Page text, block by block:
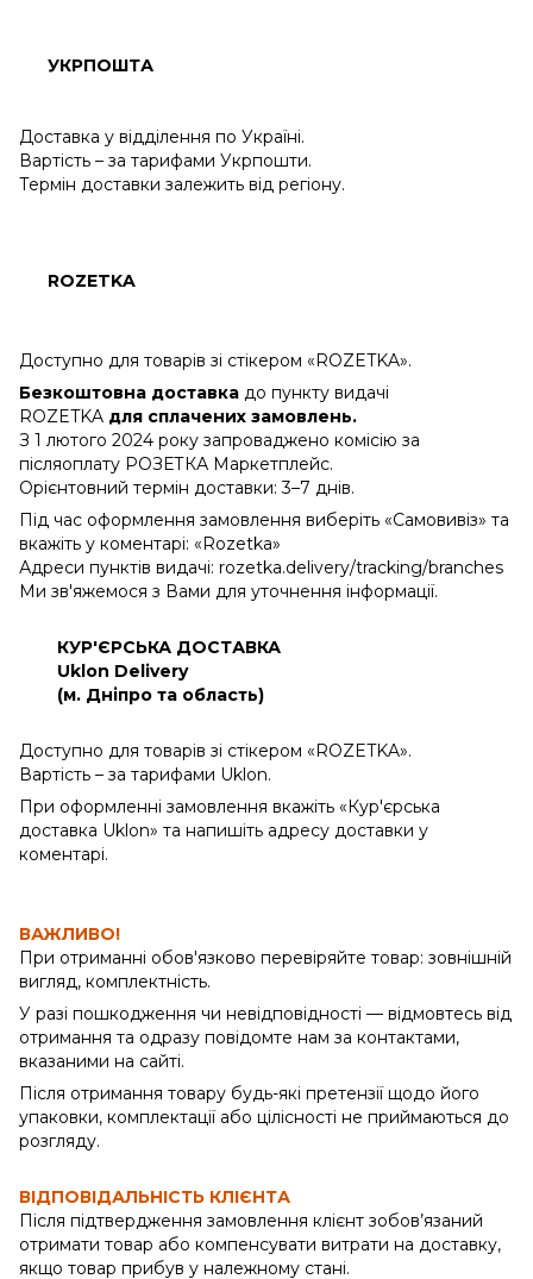
УКРПОШТА
Доставка у відділення по Україні.
Вартість – за тарифами Укрпошти.
Термін доставки залежить від регіону.
ROZETKA
Доступно для товарів зі стікером «ROZETKA».
Безкоштовна доставка до пункту видачі
ROZETKA для сплачених замовлень.
З 1 лютого 2024 року запроваджено комісію за
післяоплату РОЗЕТКА Маркетплейс.
Орієнтовний термін доставки: 3–7 днів.
Під час оформлення замовлення виберіть «Самовивіз» та
вкажіть у коментарі: «Rozetka»
Адреси пунктів видачі: rozetka.delivery/tracking/branches
Ми зв'яжемося з Вами для уточнення інформації.
КУР'ЄРСЬКА ДОСТАВКА
Uklon Delivery
(м. Дніпро та область)
Доступно для товарів зі стікером «ROZETKA».
Вартість – за тарифами Uklon.
При оформленні замовлення вкажіть «Кур'єрська
доставка Uklon» та напишіть адресу доставки у
коментарі.
ВАЖЛИВО!
При отриманні обов'язково перевіряйте товар: зовнішній
вигляд, комплектність.
У разі пошкодження чи невідповідності — відмовтесь від
отримання та одразу повідомте нам за контактами,
вказаними на сайті.
Після отримання товару будь-які претензії щодо його
упаковки, комплектації або цілісності не приймаються до
розгляду.
ВІДПОВІДАЛЬНІСТЬ КЛІЄНТА
Після підтвердження замовлення клієнт зобов’язаний
отримати товар або компенсувати витрати на доставку,
якщо товар прибув у належному стані.